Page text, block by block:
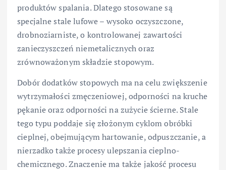
produktów spalania. Dlatego stosowane są
specjalne stale lufowe – wysoko oczyszczone,
drobnoziarniste, o kontrolowanej zawartości
zanieczyszczeń niemetalicznych oraz
zrównoważonym składzie stopowym.
Dobór dodatków stopowych ma na celu zwiększenie
wytrzymałości zmęczeniowej, odporności na kruche
pękanie oraz odporności na zużycie ścierne. Stale
tego typu poddaje się złożonym cyklom obróbki
cieplnej, obejmującym hartowanie, odpuszczanie, a
nierzadko także procesy ulepszania cieplno-
chemicznego. Znaczenie ma także jakość procesu